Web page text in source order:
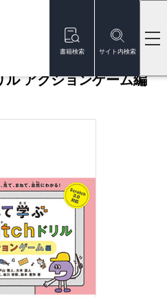
書籍検索 サイト内検索
ル アクションゲーム編